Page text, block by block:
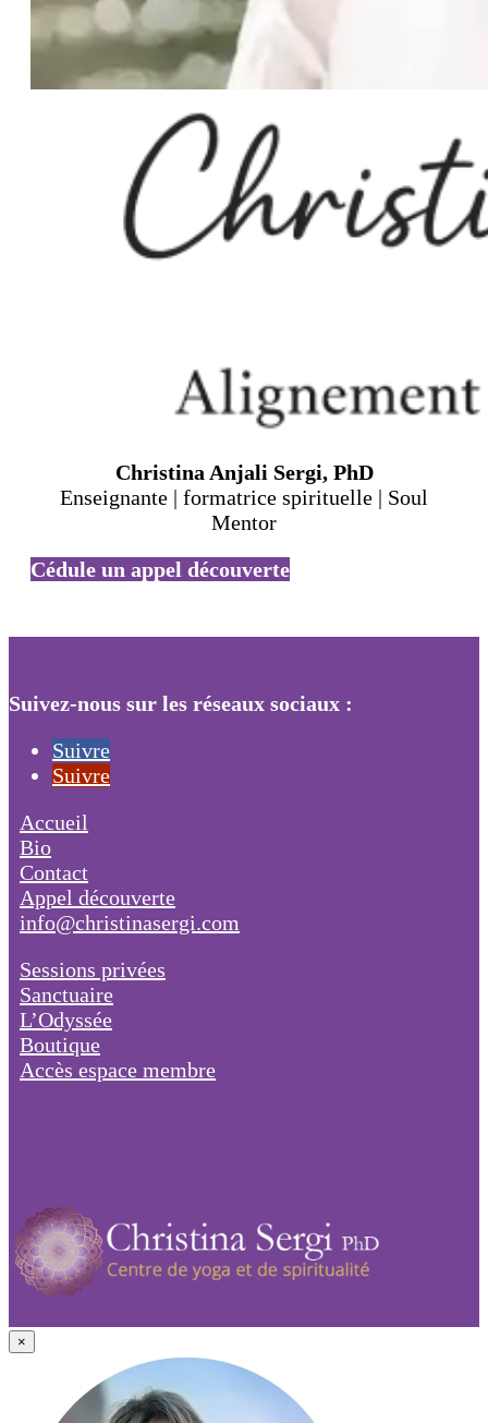
Christina Anjali Sergi, PhD
Enseignante | formatrice spirituelle | Soul
Mentor
Cédule un appel découverte
Suivez-nous sur les réseaux sociaux :
Suivre
Suivre
Accueil
Bio
Contact
Appel découverte
info@christinasergi.com
Sessions privées
Sanctuaire
L’Odyssée
Boutique
Accès espace membre
×